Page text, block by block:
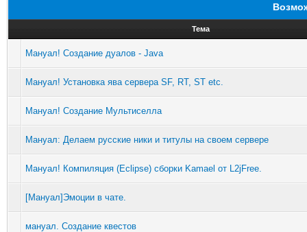
Тема
Мануал! Создание дуалов - Java
Мануал! Установка ява сервера SF, RT, ST etc.
Мануал! Создание Мультиселла
Мануал: Делаем русские ники и титулы на своем сервере
Мануал! Компиляция (Eclipse) сборки Kamael от L2jFree.
[Мануал]Эмоции в чате.
мануал. Создание квестов